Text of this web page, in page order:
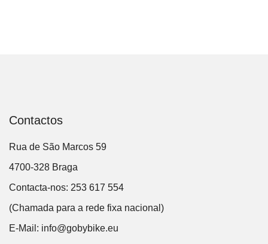
Contactos
Rua de São Marcos 59
4700-328 Braga
Contacta-nos: 253 617 554
(Chamada para a rede fixa nacional)
E-Mail: info@gobybike.eu